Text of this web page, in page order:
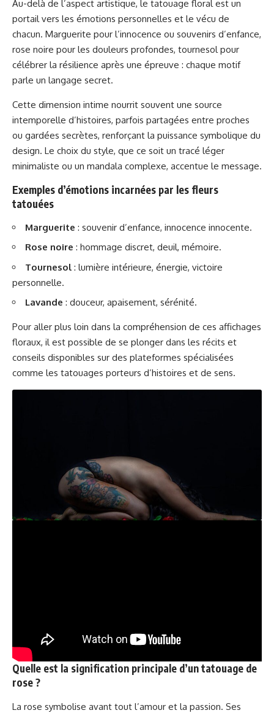
Au-delà de l’aspect artistique, le tatouage floral est un
portail vers les émotions personnelles et le vécu de
chacun. Marguerite pour l’innocence ou souvenirs d’enfance,
rose noire pour les douleurs profondes, tournesol pour
célébrer la résilience après une épreuve : chaque motif
parle un langage secret.
Cette dimension intime nourrit souvent une source
intemporelle d’histoires, parfois partagées entre proches
ou gardées secrètes, renforçant la puissance symbolique du
design. Le choix du style, que ce soit un tracé léger
minimaliste ou un mandala complexe, accentue le message.
Exemples d’émotions incarnées par les fleurs
tatouées
Marguerite : souvenir d’enfance, innocence innocente.
Rose noire : hommage discret, deuil, mémoire.
Tournesol : lumière intérieure, énergie, victoire
personnelle.
Lavande : douceur, apaisement, sérénité.
Pour aller plus loin dans la compréhension de ces affichages
floraux, il est possible de se plonger dans les récits et
conseils disponibles sur des plateformes spécialisées
comme les tatouages porteurs d’histoires et de sens.
Quelle est la signification principale d’un tatouage de
rose ?
La rose symbolise avant tout l’amour et la passion. Ses